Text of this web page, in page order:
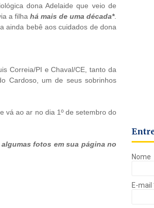
dona Adelaide que veio de
a filha há mais de uma década*.
ainda bebê aos cuidados de dona
Correia/PI e Chaval/CE, tanto da
Cardoso, um de seus sobrinhos
vá ao ar no dia 1º de setembro do
fotos em sua página no
Nome
E-mail